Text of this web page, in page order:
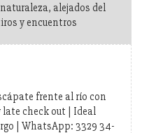
alejados del
y encuentros
frente al río con
late check out | Ideal
| WhatsApp: 3329 34-